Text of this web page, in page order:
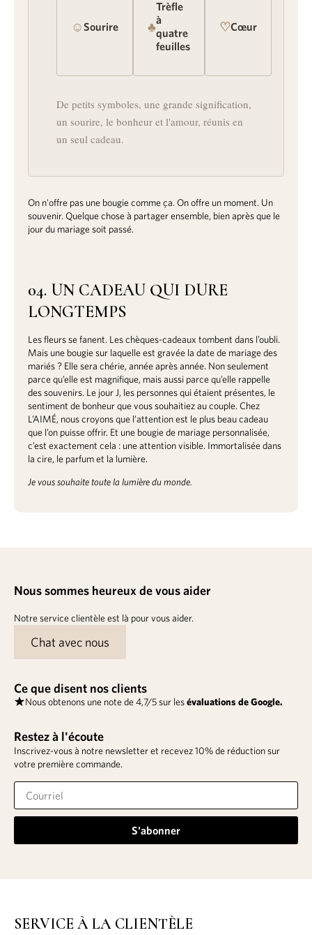
☺Sourire ♣
Trèfle
à
quatre
feuilles
♡Cœur
De petits symboles, une grande signification,
un sourire, le bonheur et l'amour, réunis en
un seul cadeau.
On n'offre pas une bougie comme ça. On offre un moment. Un
souvenir. Quelque chose à partager ensemble, bien après que le
jour du mariage soit passé.
04. UN CADEAU QUI DURE
LONGTEMPS
Les fleurs se fanent. Les chèques-cadeaux tombent dans l’oubli.
Mais une bougie sur laquelle est gravée la date de mariage des
mariés ? Elle sera chérie, année après année. Non seulement
parce qu’elle est magnifique, mais aussi parce qu’elle rappelle
des souvenirs. Le jour J, les personnes qui étaient présentes, le
sentiment de bonheur que vous souhaitiez au couple. Chez
L’AIMÉ, nous croyons que l’attention est le plus beau cadeau
que l’on puisse offrir. Et une bougie de mariage personnalisée,
c’est exactement cela : une attention visible. Immortalisée dans
la cire, le parfum et la lumière.
Je vous souhaite toute la lumière du monde.
Nous sommes heureux de vous aider
Notre service clientèle est là pour vous aider.
Chat avec nous
Ce que disent nos clients
Nous obtenons une note de 4,7/5 sur lesévaluations de Google.
Restez à l'écoute
Inscrivez-vous à notre newsletter et recevez 10% de réduction sur
votre première commande.
S'abonner
SERVICE À LA CLIENTÈLE